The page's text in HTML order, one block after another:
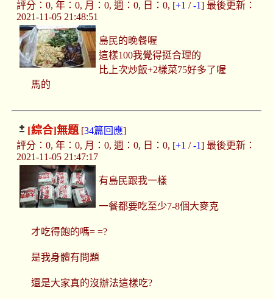
評分：0, 年：0, 月：0, 週：0, 日：0, [+1 /-1] 最後更新：
2021-11-05 21:48:51
島民的晚餐喔
這樣100我覺得挺合理的
比上次炒飯+2樣菜75好多了喔
馬的
[綜合]無題[34篇回應]
評分：0, 年：0, 月：0, 週：0, 日：0, [+1 /-1] 最後更新：
2021-11-05 21:47:17
有島民跟我一樣
一餐都要吃至少7-8個大麥克
才吃得飽的嗎= =?
是我身體有問題
還是大家真的沒辦法這樣吃?